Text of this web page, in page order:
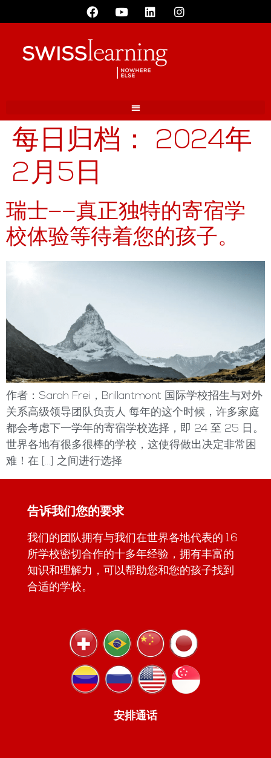
每日归档： 2024年
2月5日
瑞士——真正独特的寄宿学
校体验等待着您的孩子。
作者：Sarah Frei，Brillantmont 国际学校招生与对外
关系高级领导团队负责人 每年的这个时候，许多家庭
都会考虑下一学年的寄宿学校选择，即 24 至 25 日。
世界各地有很多很棒的学校，这使得做出决定非常困
难！在 [...] 之间进行选择
告诉我们您的要求
我们的团队拥有与我们在世界各地代表的 16
所学校密切合作的十多年经验，拥有丰富的
知识和理解力，可以帮助您和您的孩子找到
合适的学校。
安排通话